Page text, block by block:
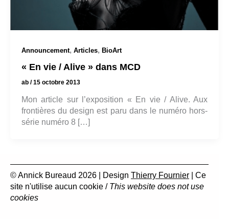
Announcement, Articles, BioArt
« En vie / Alive » dans MCD
ab /15 octobre 2013
Mon article sur l’exposition « En vie / Alive. Aux
frontières du design est paru dans le numéro hors-
série numéro 8 […]
© Annick Bureaud 2026 | Design Thierry Fournier | Ce
site n'utilise aucun cookie / This website does not use
cookies